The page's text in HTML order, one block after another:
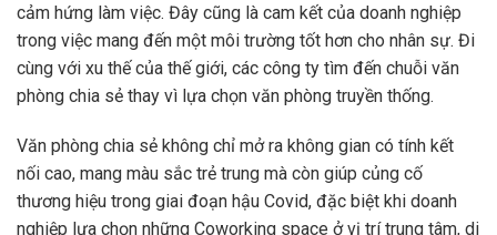
cảm hứng làm việc. Đây cũng là cam kết của doanh nghiệp
trong việc mang đến một môi trường tốt hơn cho nhân sự. Đi
cùng với xu thế của thế giới, các công ty tìm đến chuỗi văn
phòng chia sẻ thay vì lựa chọn văn phòng truyền thống.
Văn phòng chia sẻ không chỉ mở ra không gian có tính kết
nối cao, mang màu sắc trẻ trung mà còn giúp củng cố
thương hiệu trong giai đoạn hậu Covid, đặc biệt khi doanh
nghiệp lựa chọn những Coworking space ở vị trí trung tâm, di